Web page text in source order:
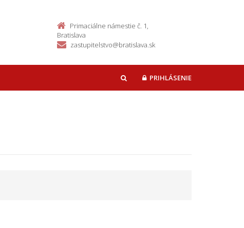
Primaciálne námestie č. 1,
Bratislava
zastupitelstvo@bratislava.sk
HĽADAŤPRIHLÁSENIE